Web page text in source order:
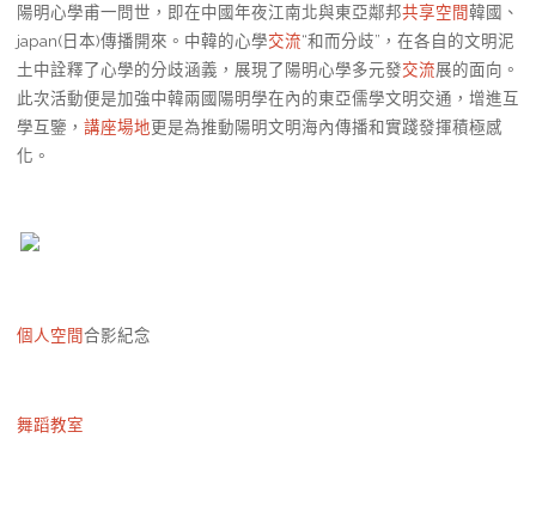
陽明心學甫一問世，即在中國年夜江南北與東亞鄰邦共享空間韓國、
japan(日本)傳播開來。中韓的心學交流“和而分歧”，在各自的文明泥
土中詮釋了心學的分歧涵義，展現了陽明心學多元發交流展的面向。
此次活動便是加強中韓兩國陽明學在內的東亞儒學文明交通，增進互
學互鑒， 講座場地更是為推動陽明文明海內傳播和實踐發揮積極感
化。
個人空間合影紀念
舞蹈教室